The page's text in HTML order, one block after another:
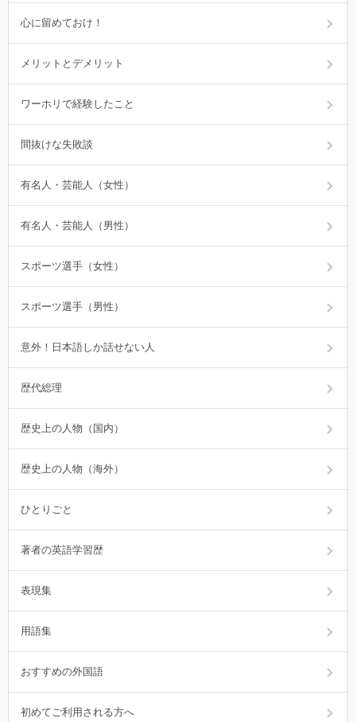
心に留めておけ！
メリットとデメリット
ワーホリで経験したこと
間抜けな失敗談
有名人・芸能人（女性）
有名人・芸能人（男性）
スポーツ選手（女性）
スポーツ選手（男性）
意外！日本語しか話せない人
歴代総理
歴史上の人物（国内）
歴史上の人物（海外）
ひとりごと
著者の英語学習歴
表現集
用語集
おすすめの外国語
初めてご利用される方へ